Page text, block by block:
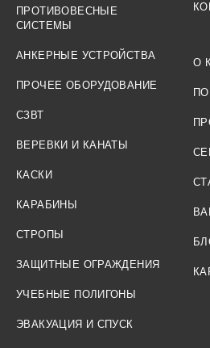
ПРОТИВОВЕСНЫЕ
СИСТЕМЫ
АНКЕРНЫЕ УСТРОЙСТВА
ПРОЧЕЕ ОБОРУДОВАНИЕ
СЗВТ
ВЕРЕВКИ И КАНАТЫ
КАСКИ
КАРАБИНЫ
СТРОПЫ
ЗАЩИТНЫЕ ОГРАЖДЕНИЯ
УЧЕБНЫЕ ПОЛИГОНЫ
ЭВАКУАЦИЯ И СПУСК
О